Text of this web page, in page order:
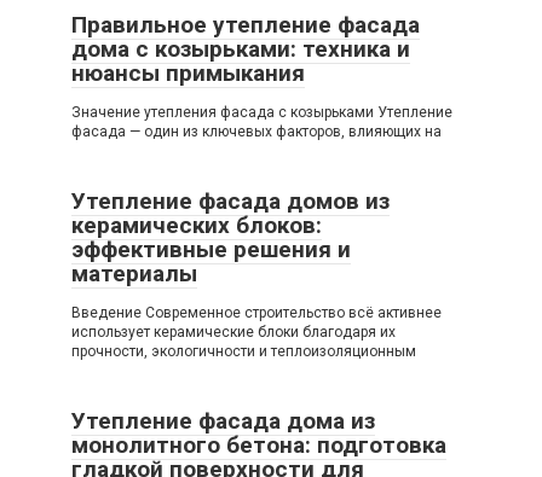
Правильное утепление фасада
дома с козырьками: техника и
нюансы примыкания
Значение утепления фасада с козырьками Утепление
фасада — один из ключевых факторов, влияющих на
Утепление фасада домов из
керамических блоков:
эффективные решения и
материалы
Введение Современное строительство всё активнее
использует керамические блоки благодаря их
прочности, экологичности и теплоизоляционным
Утепление фасада дома из
монолитного бетона: подготовка
гладкой поверхности для